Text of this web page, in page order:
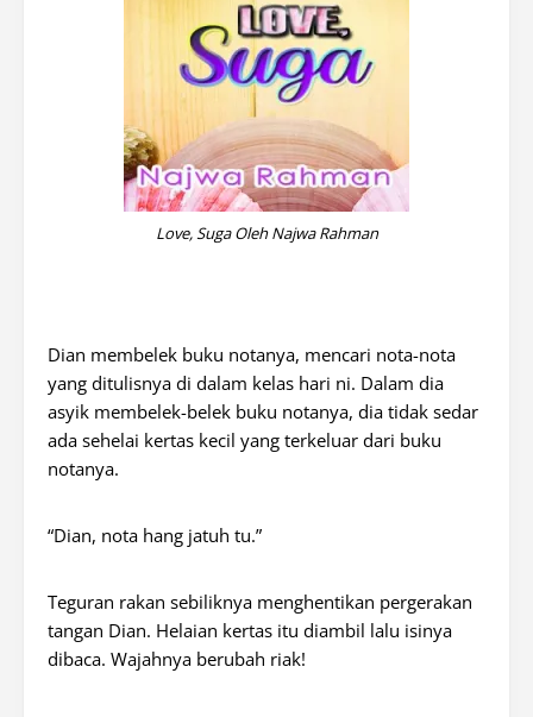
Love, Suga Oleh Najwa Rahman
Dian membelek buku notanya, mencari nota-nota
yang ditulisnya di dalam kelas hari ni. Dalam dia
asyik membelek-belek buku notanya, dia tidak sedar
ada sehelai kertas kecil yang terkeluar dari buku
notanya.
“Dian, nota hang jatuh tu.”
Teguran rakan sebiliknya menghentikan pergerakan
tangan Dian. Helaian kertas itu diambil lalu isinya
dibaca. Wajahnya berubah riak!